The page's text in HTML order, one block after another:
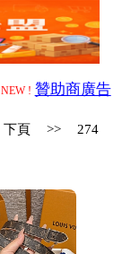
NEW ! 贊助商廣告
下頁 >> 274